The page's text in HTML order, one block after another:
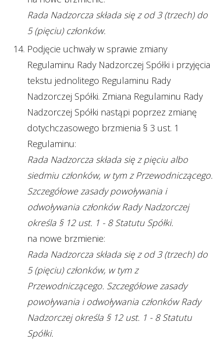
Rada Nadzorcza składa się z od 3 (trzech) do
5 (pięciu) członków.
Podjęcie uchwały w sprawie zmiany
Regulaminu Rady Nadzorczej Spółki i przyjęcia
tekstu jednolitego Regulaminu Rady
Nadzorczej Spółki. Zmiana Regulaminu Rady
Nadzorczej Spółki nastąpi poprzez zmianę
dotychczasowego brzmienia § 3 ust. 1
Regulaminu:
Rada Nadzorcza składa się z pięciu albo
siedmiu członków, w tym z Przewodniczącego.
Szczegółowe zasady powoływania i
odwoływania członków Rady Nadzorczej
określa § 12 ust. 1 - 8 Statutu Spółki.
na nowe brzmienie:
Rada Nadzorcza składa się z od 3 (trzech) do
5 (pięciu) członków, w tym z
Przewodniczącego. Szczegółowe zasady
powoływania i odwoływania członków Rady
Nadzorczej określa § 12 ust. 1 - 8 Statutu
Spółki.